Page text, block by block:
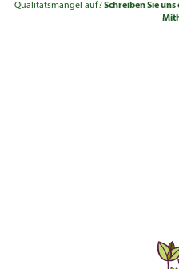
Qualitätsmangel auf?Schreiben Sie